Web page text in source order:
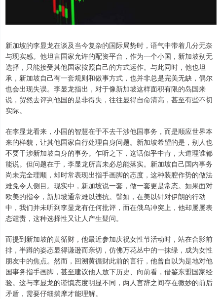
新加坡的李显龙在谈及当今复杂的国际局势时，语气中带着几分无奈
与现实感。他坦言国家允许的配资平台，作为一个小国，新加坡别无
选择，只能接受其他国家按照自己的方式运作。与此同时，他也坦
承，新加坡自己有一套规则和做事方式，也并非总是完美无缺，偶尔
也会出现失误。李显龙指出，对于像新加坡这样面积有限的岛国来
说，贸然去评判他国的是非得失，往往显得自命清高，甚至有些不切
实际。
在李显龙看来，小国的智慧在于不去干涉他国事务，而是顺应世界本
来的样貌，让其他国家自行处理自身问题。新加坡希望的是，别人也
不要干涉新加坡自身的事务。乍听之下，这话似乎中肯，大道理谁都
能说。但问题在于，李显龙所言未必总能落实。新加坡自己国内事务
尚未完全理顺，却时常表现出指手画脚的态度，这种装腔作势的做法
难免令人侧目。现实中，新加坡说一套，做一套更是常态。如果面对
欧美的指令，新加坡通常难以违抗。譬如，在美以针对伊朗的行动
中，我们并未听到李显龙有任何批评，而在俄乌冲突上，他却屡屡表
态谴责，这种选择性又让人产生疑问。
而提到新加坡的黄循财，他最近参加庆祝女性节活动时，站在合影前
排，半蹲的姿态显得谦逊而亲切，仿佛万花丛中的一抹绿，成为女性
朋友中的焦点。然而，回溯黄循财此前的言行，他曾自以为是地对他
国事务指手画脚，甚至建议他人放下历史、向前看，借鉴东盟国家经
验。这与李显龙的谨慎态度明显不同，两人言辞之间存在微妙的前后
矛盾，需要仔细揣摩才能理解。